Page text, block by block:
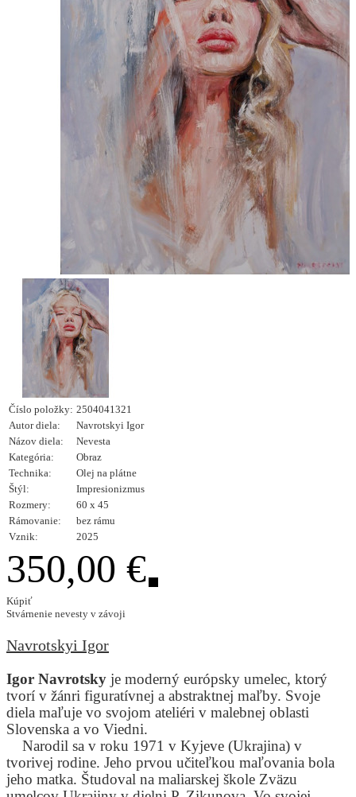
Číslo položky: 2504041321
Autor diela:
Navrotskyi Igor
Názov diela:
Nevesta
Kategória:
Obraz
Technika:
Olej na plátne
Štýl:
Impresionizmus
Rozmery:
60 x 45
Rámovanie:
bez rámu
Vznik:
2025
350,00 €
Kúpiť
Stvárnenie nevesty v závoji
Navrotskyi Igor
Igor Navrotsky je moderný európsky umelec, ktorý
tvorí v žánri figuratívnej a abstraktnej maľby. Svoje
diela maľuje vo svojom ateliéri v malebnej oblasti
Slovenska a vo Viedni.
Narodil sa v roku 1971 v Kyjeve (Ukrajina) v
tvorivej rodine. Jeho prvou učiteľkou maľovania bola
jeho matka. Študoval na maliarskej škole Zväzu